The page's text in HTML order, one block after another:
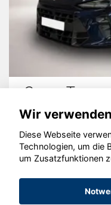
Cupra
©
Wir
Diese Webseite
Technologien, um die
um Zusatzfunktionen